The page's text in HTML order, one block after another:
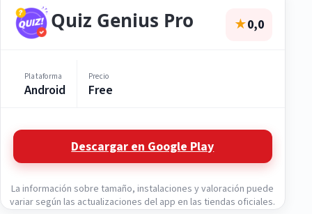
Quiz Genius Pro ★0,0
Plataforma
Android
Precio
Free
Descargar en Google Play
La información sobre tamaño, instalaciones y valoración puede
variar según las actualizaciones del app en las tiendas oficiales.